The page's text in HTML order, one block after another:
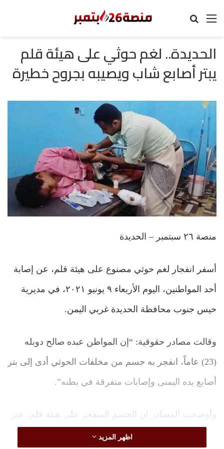
القائمة
الحديدة.. لغم حوثي على هيئة قلم
يبتر أصابع شاب ويصيبه بجروح خطيرة
منصة ٢٦ سبتمبر – الحديدة
أسفر انفجار لغم حوثي مصنوع على هيئة قلم، عن إصابة
أحد المواطنين، اليوم الأربعاء ٩ يونيو ٢٠٢١، في مديرية
حيس جنوب محافظة الحديدة غربي اليمن.
وقالت مصادر حقوقية: “إن المواطن عبده صالح دوبله
(23) عاماً، انفجر به جسم من مخلفات الحوثي أدى إلى بتر
أصابع يده اليمنى وإصابات متفرقة في بطنه”.
وأوضحت المصادر ان الجسم المتفجر على هيئة قلم، عثر
عليه المصاب عبده صالح بالقرب من منزله الكائن في
اظهر المزيد